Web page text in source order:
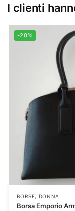
I clienti
-20%
BORSE, DONNA
Borsa Emporio